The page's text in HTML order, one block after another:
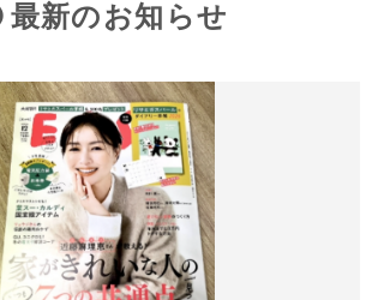
最新のお知らせ